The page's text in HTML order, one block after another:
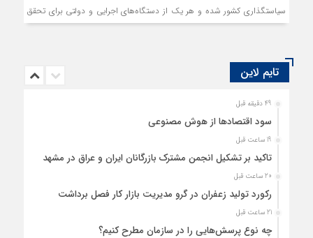
سیاستگذاری کشور شده و هر یک از دستگاه‌های اجرایی و دولتی برای تحقق
تایم لاین
49 دقیقه قبل
سود اقتصاد‌ها از هوش مصنوعی
19 ساعت قبل
تاکید بر تشکیل انجمن مشترک بازرگانان ایران و عراق در مشهد
20 ساعت قبل
رکورد تولید زعفران در گرو مدیریت بازار کار فصل برداشت
21 ساعت قبل
چه نوع پرسش‌هایی را در سازمان مطرح کنیم؟